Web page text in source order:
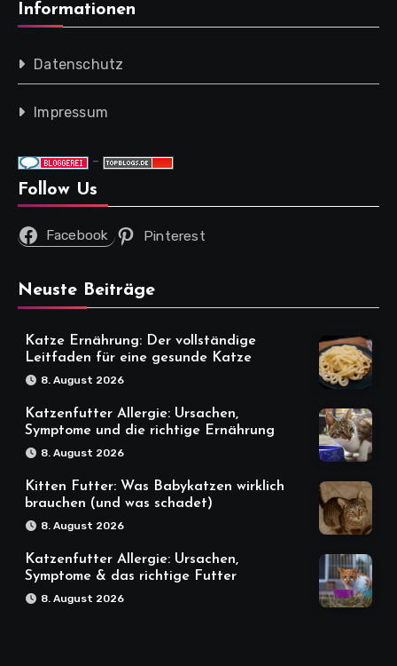
Informationen
Datenschutz
Impressum
-
Follow Us
Facebook Pinterest
Neuste Beiträge
Katze Ernährung: Der vollständige
Leitfaden für eine gesunde Katze
8. August 2026
Katzenfutter Allergie: Ursachen,
Symptome und die richtige Ernährung
8. August 2026
Kitten Futter: Was Babykatzen wirklich
brauchen (und was schadet)
8. August 2026
Katzenfutter Allergie: Ursachen,
Symptome & das richtige Futter
8. August 2026